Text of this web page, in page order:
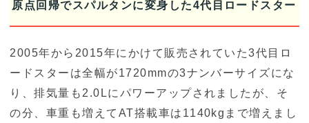
原点回帰でスパルタンに変身した4代目ロードスター
2005年から2015年にかけて販売されていた3代目ロ
ードスターは全幅が1720mmの3ナンバーサイズにな
り、排気量も2.0Lにパワーアップされましたが、そ
の分、車重も増えてAT搭載車は1140kgまで増えまし